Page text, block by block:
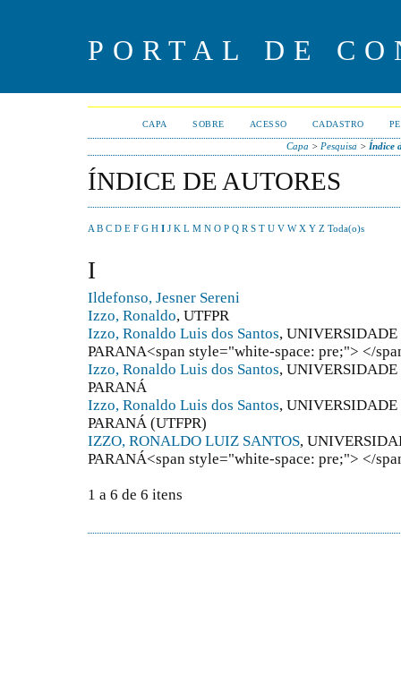
PORTAL DE
CAPA SOBRE ACESSO CADASTRO
Capa > Pesquisa > Índice
ÍNDICE DE AUTORES
A B C D E F G H I J K L M N O P Q R S T U V W X Y Z Toda(o)s
I
Ildefonso, Jesner Sereni
Izzo, Ronaldo, UTFPR
Izzo, Ronaldo Luis dos Santos,
PARANA<span style="white-space: pre;"> </
Izzo, Ronaldo Luis dos Santos,
PARANÁ
Izzo, Ronaldo Luis dos Santos,
PARANÁ (UTFPR)
IZZO, RONALDO LUIZ SANTOS,
PARANÁ<span style="white-space: pre;"> </
1 a 6 de 6 itens